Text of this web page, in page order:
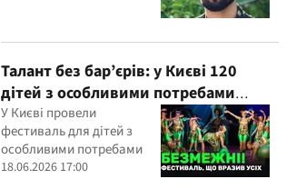
Талант без бар’єрів: у Києві 120
дітей з особливими потребами
виступили на всеукраїнському
фестивалі
У Києві провели
фестиваль для дітей з
особливими потребами
18.06.2026 17:00